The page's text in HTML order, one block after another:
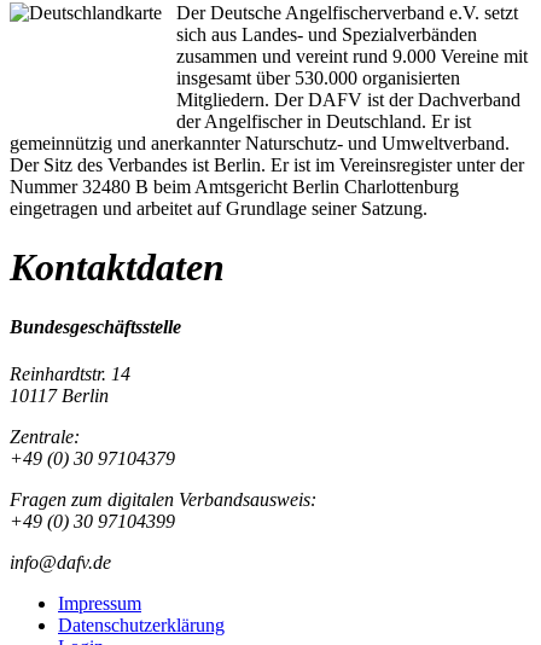
Der Deutsche Angelfischerverband e.V. setzt
sich aus Landes- und Spezialverbänden
zusammen und vereint rund 9.000 Vereine mit
insgesamt über 530.000 organisierten
Mitgliedern. Der DAFV ist der Dachverband
der Angelfischer in Deutschland. Er ist
gemeinnützig und anerkannter Naturschutz- und Umweltverband.
Der Sitz des Verbandes ist Berlin. Er ist im Vereinsregister unter der
Nummer 32480 B beim Amtsgericht Berlin Charlottenburg
eingetragen und arbeitet auf Grundlage seiner Satzung.
Kontaktdaten
Bundesgeschäftsstelle
Reinhardtstr. 14
10117 Berlin
Zentrale:
+49 (0) 30 97104379
Fragen zum digitalen Verbandsausweis:
+49 (0) 30 97104399
info@dafv.de
Impressum
Datenschutzerklärung